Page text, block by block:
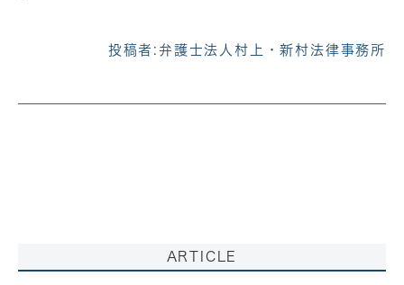
投稿者: 弁護士法人村上・新村法律事務所
ARTICLE